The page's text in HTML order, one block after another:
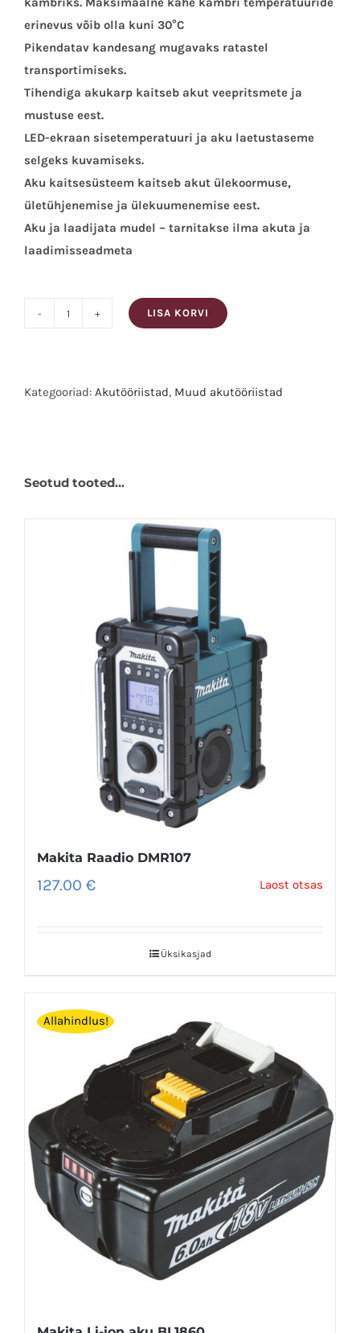
erinevus võib olla kuni 30°C
Pikendatav kandesang mugavaks ratastel
transportimiseks.
Tihendiga akukarp kaitseb akut veepritsmete ja
mustuse eest.
LED-ekraan sisetemperatuuri ja aku laetustaseme
selgeks kuvamiseks.
Aku kaitsesüsteem kaitseb akut ülekoormuse,
ületühjenemise ja ülekuumenemise eest.
Aku ja laadijata mudel – tarnitakse ilma akuta ja
laadimisseadmeta
soojakast
kogus
LISA KORVI
Kategooriad: Akutööriistad, Muud akutööriistad
Seotud tooted…
Makita Raadio DMR107
127.00 € Laost otsas
Üksikasjad
Allahindlus!